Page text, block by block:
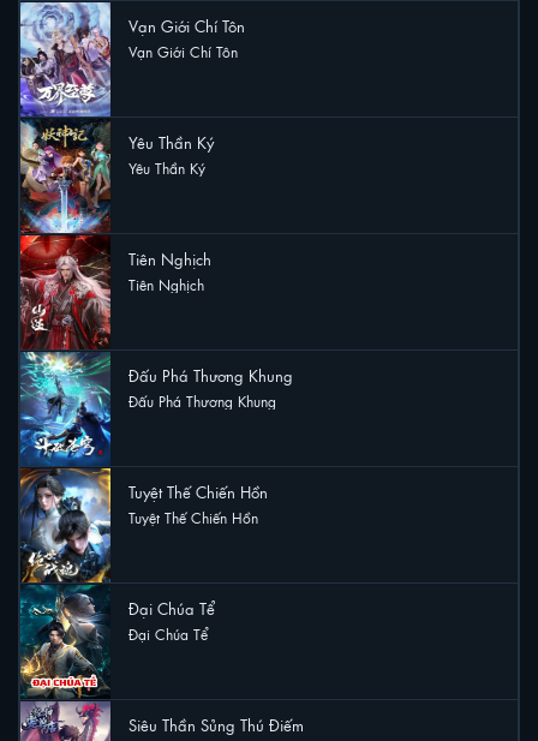
Vạn Giới Chí Tôn
Vạn Giới Chí Tôn
Yêu Thần Ký
Yêu Thần Ký
Tiên Nghịch
Tiên Nghịch
Đấu Phá Thương Khung
Đấu Phá Thương Khung
Tuyệt Thế Chiến Hồn
Tuyệt Thế Chiến Hồn
Đại Chúa Tể
Đại Chúa Tể
Siêu Thần Sủng Thú Điếm